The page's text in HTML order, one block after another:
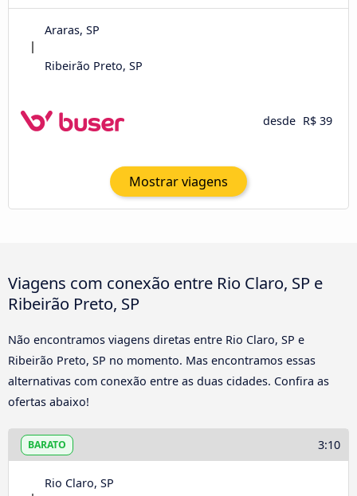
Araras, SP
Ribeirão Preto, SP
desde R$ 39
Mostrar viagens
Viagens com conexão entre Rio Claro, SP e
Ribeirão Preto, SP
Não encontramos viagens diretas entre Rio Claro, SP e
Ribeirão Preto, SP no momento. Mas encontramos essas
alternativas com conexão entre as duas cidades. Confira as
ofertas abaixo!
BARATO 3:10
Rio Claro, SP